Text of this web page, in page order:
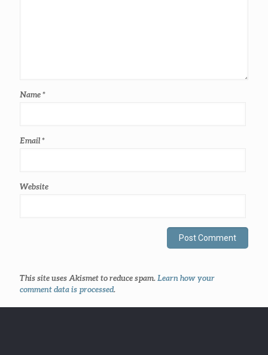
Name*
Email*
Website
This site uses Akismet to reduce spam. Learn how your
comment data is processed.